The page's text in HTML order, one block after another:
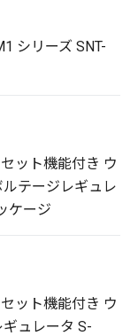
シリーズ SNT-
ット機能付き ウ
テージレギュレ
ケージ
ット機能付き ウ
ュレータ S-